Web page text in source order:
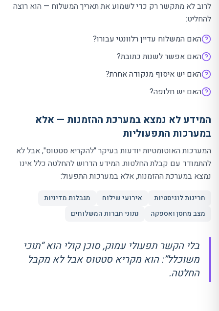
לרוב לא מתקשר רק כדי לשמוע את תאריך המשלוח — הוא רוצה
להחליט:
האם המשלוח עדיין רלוונטי עבורו?
האם אפשר לשנות כתובת?
האם יש איסוף מנקודה אחרת?
האם יש חלופה?
המידע לא נמצא במערכת ההזמנות — אלא
במערכות התפעוליות
המערכות האוטומטיות יודעות בעיקר "להקריא סטטוס", אבל לא
להתמודד עם קבלת החלטות. המידע הדרוש להחלטה כלל אינו
נמצא במערכת ההזמנות, אלא במערכות התפעול:
חריגות לוגיסטיות אירועי שילוח
מגבלות מדיניות
מצב מחסן ואספקה
נתוני חברות המשלוחים
בלי הקשר תפעולי עמוק, סוכן קולי הוא “תוכי
משוכלל”: הוא מקריא סטטוס אבל לא מקבל
החלטה.